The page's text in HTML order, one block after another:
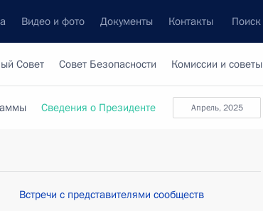
Видео и фото Документы Контакты Поиск
Совет Совет Безопасности Комиссии и советы
апрель, 2025
Сведения о Президенте
Встречи с представителями сообществ